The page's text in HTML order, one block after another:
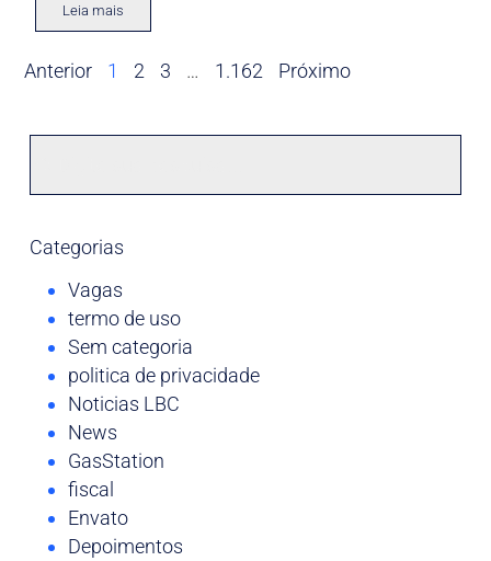
Leia mais
Anterior 1 2 3 … 1.162 Próximo
Categorias
Vagas
termo de uso
Sem categoria
politica de privacidade
Noticias LBC
News
GasStation
fiscal
Envato
Depoimentos